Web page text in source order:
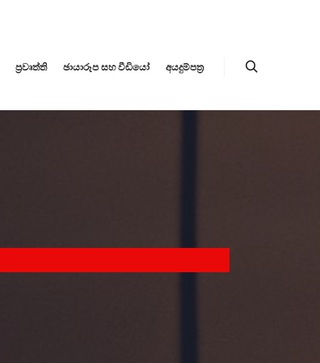
ප්‍රවෘත්ති ඡායාරූප සහ වීඩියෝ අයදුම්පත්‍ර